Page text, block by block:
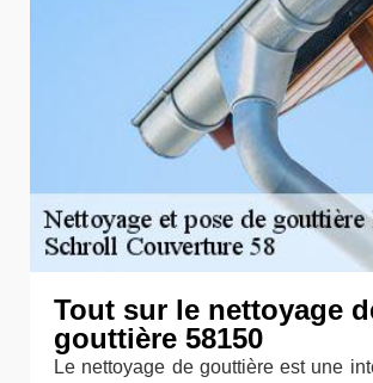
Tout sur le nettoyage
gouttière 58150
Le nettoyage de gouttière est une